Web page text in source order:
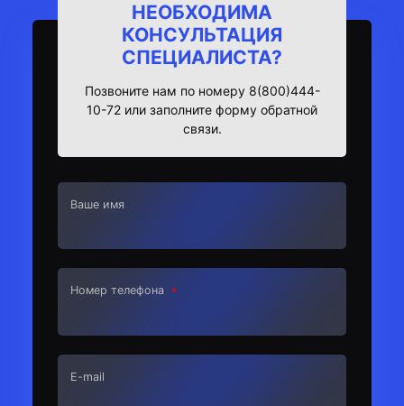
НЕОБХОДИМА
КОНСУЛЬТАЦИЯ
СПЕЦИАЛИСТА?
Позвоните нам по номеру 8(800)444-
10-72 или заполните форму обратной
связи.
Ваше имя
Номер телефона
E-mail